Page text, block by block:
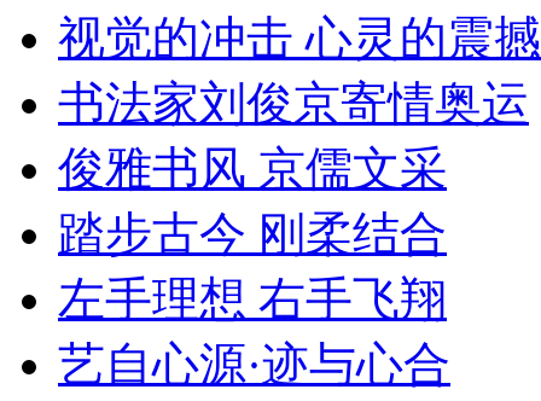
视觉的冲击 心灵的震撼
书法家刘俊京寄情奥运
俊雅书风 京儒文采
踏步古今 刚柔结合
左手理想 右手飞翔
艺自心源·迹与心合